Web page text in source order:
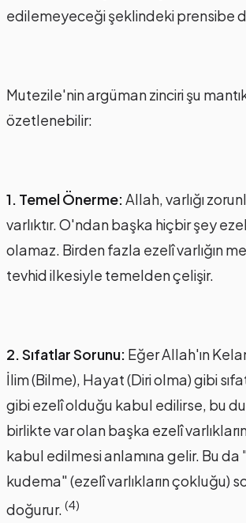
edilemeyeceği şeklindeki prensibe
Mutezile'nin argüman zinciri şu
özetlenebilir:
1. Temel Önerme: Allah, varlığı
varlıktır. O'ndan başka hiçbir şey
olamaz. Birden fazla ezelî varlığın
tevhid ilkesiyle temelden çelişir.
2. Sıfatlar Sorunu: Eğer Allah'ın
İlim (Bilme), Hayat (Diri olma) gibi
gibi ezelî olduğu kabul edilirse, bu
birlikte var olan başka ezelî varlıkların
kabul edilmesi anlamına gelir. Bu
kudema" (ezelî varlıkların çokluğu)
doğurur. (4)